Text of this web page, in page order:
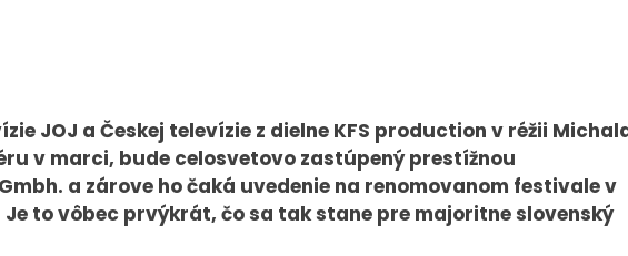
PRESS
VEREJNÉ
JOJ a Českej televízie z dielne KFS production v réžii
v marci, bude celosvetovo zastúpený prestížnou
a zárove ho čaká uvedenie na renomovanom festivale v
Je to vôbec prvýkrát, čo sa tak stane pre majoritne slovenský